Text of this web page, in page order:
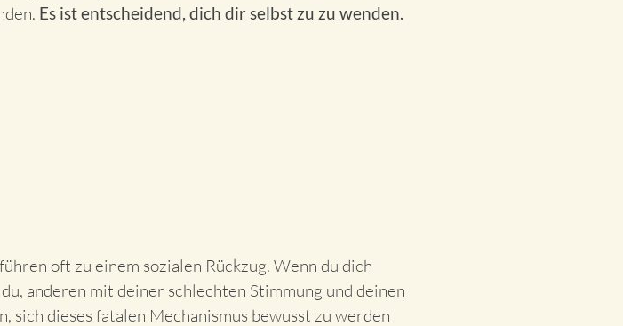
Es ist entscheidend, dich dir selbst zu zu wenden.
oft zu einem sozialen Rückzug. Wenn du dich
anderen mit deiner schlechten Stimmung und deinen
sich dieses fatalen Mechanismus bewusst zu werden